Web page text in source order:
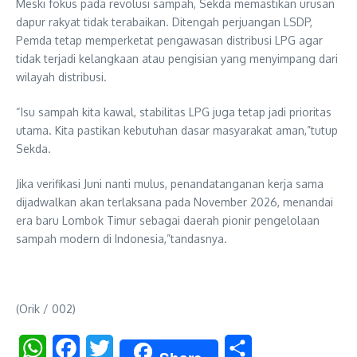
Meski fokus pada revolusi sampah, Sekda memastikan urusan
dapur rakyat tidak terabaikan. Ditengah perjuangan LSDP,
Pemda tetap memperketat pengawasan distribusi LPG agar
tidak terjadi kelangkaan atau pengisian yang menyimpang dari
wilayah distribusi.
“Isu sampah kita kawal, stabilitas LPG juga tetap jadi prioritas
utama. Kita pastikan kebutuhan dasar masyarakat aman,”tutup
Sekda.
Jika verifikasi Juni nanti mulus, penandatanganan kerja sama
dijadwalkan akan terlaksana pada November 2026, menandai
era baru Lombok Timur sebagai daerah pionir pengelolaan
sampah modern di Indonesia,”tandasnya.
(Orik / 002)
WhatsAppFacebookTwitter